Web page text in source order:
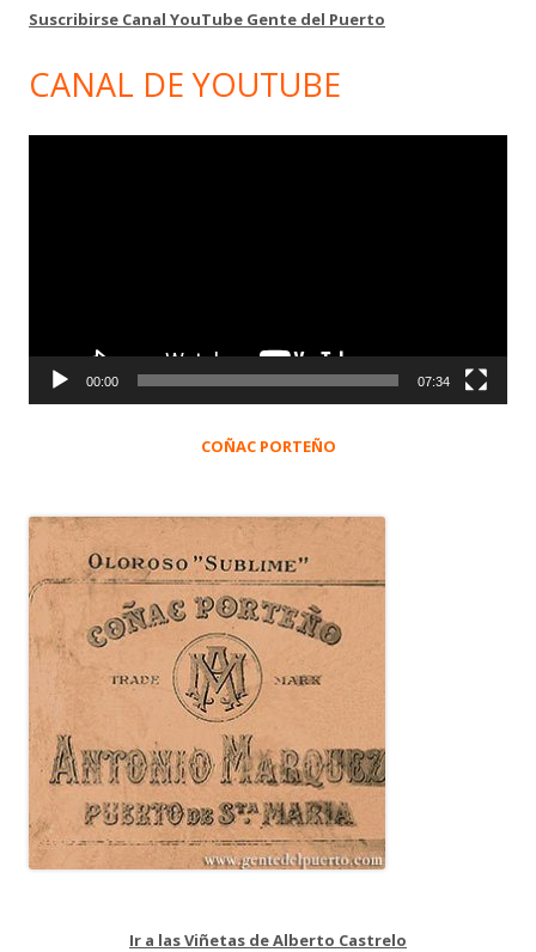
Suscribirse Canal YouTube Gente del Puerto
CANAL DE YOUTUBE
00:00 07:34
COÑAC PORTEÑO
Ir a las Viñetas de Alberto Castrelo